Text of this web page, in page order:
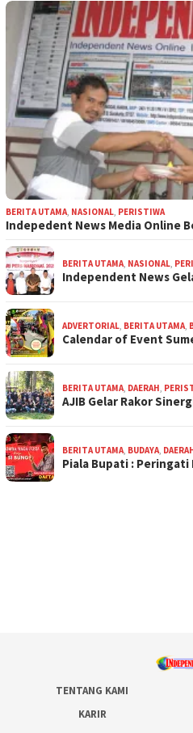
BERITA UTAMA NASIONAL PERISTIWA
Indepedent News Media Online
BERITA UTAMA NASIONAL
Independent News
ADVERTORIAL BERITA UTAMA
Calendar of Event
BERITA UTAMA DAERAH
AJIB Gelar Rakor
BERITA UTAMA BUDAYA
Piala Bupati :
TENTANG KAMI
KARIR